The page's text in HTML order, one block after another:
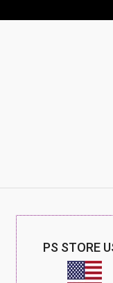
PS STORE